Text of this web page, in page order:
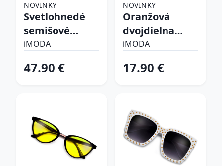
NOVINKY
Svetlohnedé
semišové
vysoké čižmy
iMODA
47.90 €
NOVINKY
Oranžová
dvojdielna
bavlnená
iMODA
17.90 €